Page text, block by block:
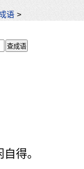
语 >
得。